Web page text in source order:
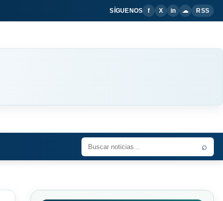
SÍGUENOS f X in ☁ RSS
⌕